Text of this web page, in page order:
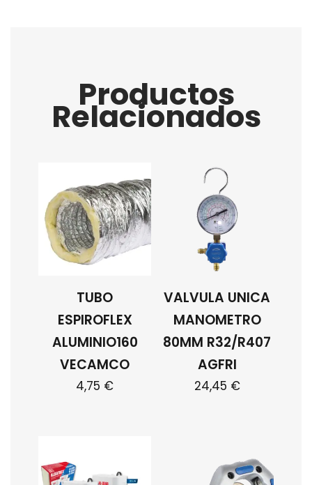
Productos
Relacionados
TUBO
ESPIROFLEX
ALUMINIO160
VECAMCO
4,75 €
VALVULA UNICA
MANOMETRO
80MM R32/R407
AGFRI
24,45 €